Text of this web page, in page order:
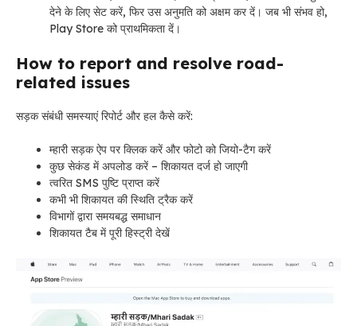
देने के लिए सेट करें, फिर उस अनुमति को अक्षम कर दें। जब भी संभव हो,
Play Store को प्राथमिकता दें।
How to report and resolve road-
related issues
सड़क संबंधी समस्याएं रिपोर्ट और हल कैसे करें:
म्हारी सड़क ऐप पर क्लिक करें और फोटो को जियो-टैग करें
कुछ सेकंड में अपलोड करें – शिकायत दर्ज हो जाएगी
त्वरित SMS पुष्टि प्राप्त करें
कभी भी शिकायत की स्थिति ट्रैक करें
विभागों द्वारा समयबद्ध समाधान
शिकायत टैब में पूरी हिस्ट्री देखें